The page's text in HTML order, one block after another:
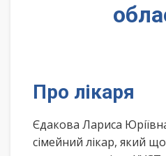
Про лікаря
Єдакова Лариса
сімейний лікар, який